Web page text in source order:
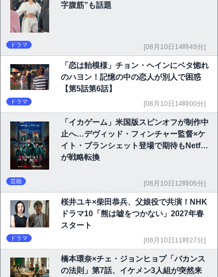
字腹筋”も話題
ドラマ [08月10日14時49分]
「恋は飴模様」チョン・ヘインにベタ惚れ
のハヨン！記憶の中の恋人が別人で困惑
【第5話第6話】
ドラマ [08月10日14時00分]
「イカゲーム」米国版スピンオフが制作中
止へ…デヴィッド・フィンチャー監督×ケ
イト・ブランシェット登場で期待もNetflix
が戦略転換
芸能 [08月10日12時05分]
桜井ユキ×柴田恭兵、父娘役で共演！NHK
ドラマ10「熊は嘘をつかない」2027年春
スタート
ドラマ [08月10日11時27分]
橋本環奈×チェ・ジョンヒョプ「バカンス
の法則」第7話、イケメン3人組が突然来